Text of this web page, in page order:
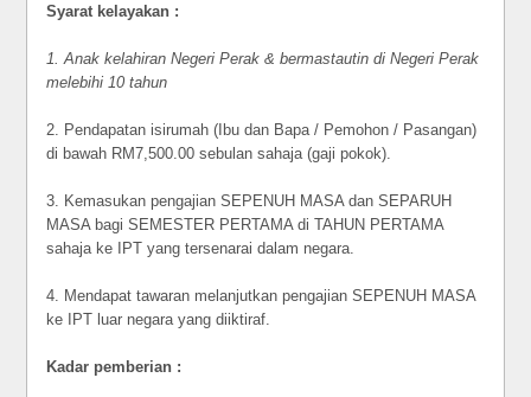
Syarat kelayakan :
1. Anak kelahiran Negeri Perak & bermastautin di Negeri Perak
melebihi 10 tahun
2. Pendapatan isirumah (Ibu dan Bapa / Pemohon / Pasangan)
di bawah RM7,500.00 sebulan sahaja (gaji pokok).
3. Kemasukan pengajian SEPENUH MASA dan SEPARUH
MASA bagi SEMESTER PERTAMA di TAHUN PERTAMA
sahaja ke IPT yang tersenarai dalam negara.
4. Mendapat tawaran melanjutkan pengajian SEPENUH MASA
ke IPT luar negara yang diiktiraf.
Kadar pemberian :